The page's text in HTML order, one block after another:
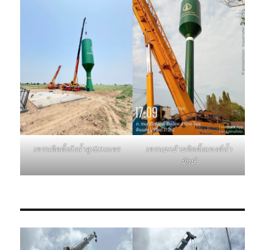
เครนติดตั้งถังน้ำสูง20เมตร
เครนยกย้ายติดตั้งแทงค์น้ำ
ยักษ์